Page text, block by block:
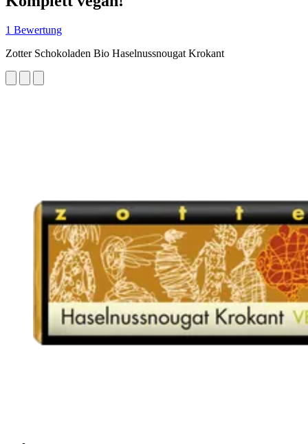
1 Bewertung
Zotter Schokoladen Bio Haselnussnougat Krokant